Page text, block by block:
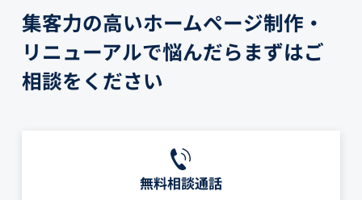
集客力の高いホームページ制作・
リニューアルで悩んだらまずはご
相談をください
無料相談通話